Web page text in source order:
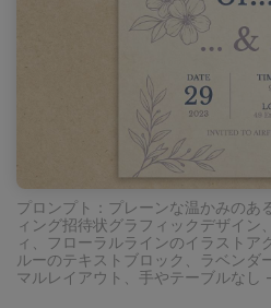
プロンプト：プレーンな温かみのあ
ィング招待状グラフィックデザイン
ィ、フローラルラインのイラストア
ルーのテキストブロック、ラベンダ
マルレイアウト、手やテーブルなし